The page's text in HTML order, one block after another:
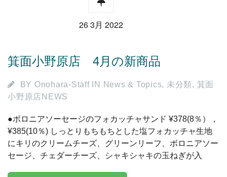
26 3月 2022
箕面小野原店 4月の新商品
BY Onohara-StaffIN News & Topics, 未分類, 箕面
小野原店NEWS
●ボロニアソーセージのフォカッチャサンド ¥378(8％），
¥385(10％) しっとりもちもちとした塩フォカッチャ生地
にキリのクリームチーズ、グリーンリーフ、ボロニアソー
セージ、チェダーチーズ、シャキシャキの玉ねぎが入